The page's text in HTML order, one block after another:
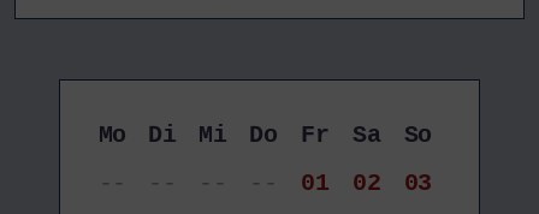
Mo Di Mi Do Fr Sa
So
--
-- -- -- 01 02
03